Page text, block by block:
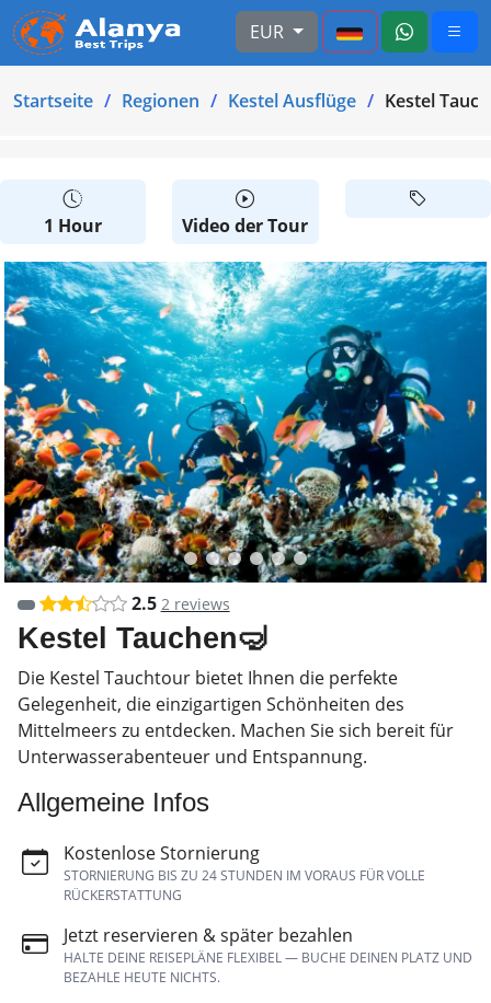
EUR
Startseite Regionen Kestel Ausflüge Kestel
1 Hour Video der Tour
2.5 2 reviews
Kestel Tauchen🤿
Die Kestel Tauchtour bietet Ihnen die perfekte
Gelegenheit, die einzigartigen Schönheiten des
Mittelmeers zu entdecken. Machen Sie sich bereit für
Unterwasserabenteuer und Entspannung.
Allgemeine Infos
Kostenlose Stornierung
STORNIERUNG BIS ZU 24 STUNDEN IM VORAUS FÜR VOLLE
RÜCKERSTATTUNG
Jetzt reservieren & später bezahlen
HALTE DEINE REISEPLÄNE FLEXIBEL — BUCHE DEINEN PLATZ UND
BEZAHLE HEUTE NICHTS.